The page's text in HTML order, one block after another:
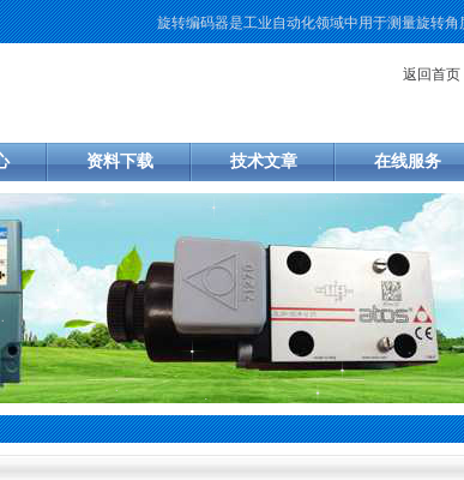
旋转编码器是工业自动化领域中用于测量旋转角度、
返回首页
资料下载 技术文章 在线服务